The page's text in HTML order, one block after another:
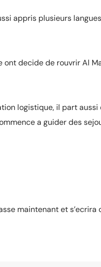
appris plusieurs
ont decide de rouvrir Al
logistique, il part
a guider des
maintenant et